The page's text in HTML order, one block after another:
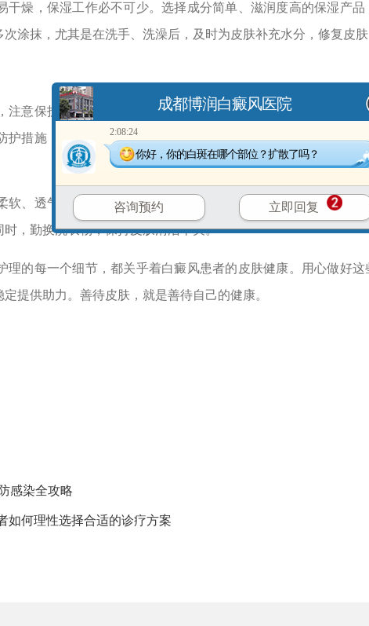
，保湿工作必不可少。选择成分简单、滋润度高的保湿产品
涂抹，尤其是在洗手、洗澡后，及时为皮肤补充水分，修复皮肤
意保护皮肤，避免碰撞、划伤等外伤。修剪指甲时小心操作，
措施，防止皮肤受伤，因为外伤可能诱发同形反应，导致白斑
透气的棉质衣物，避免紧身、粗糙的化纤材质。衣物与皮肤
，勤换洗衣物，保持皮肤清洁干爽。
理的每一个细节，都关乎着白癜风患者的皮肤健康。用心做好这
提供助力。善待皮肤，就是善待自己的健康。
感染全攻略
如何理性选择合适的诊疗方案
成都博润白癜风医院
2:08:24
你好，你的白斑在哪个部位？扩散了吗？
咨询预约 立即回复